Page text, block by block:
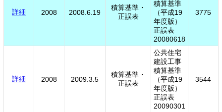
詳細 2008 2008.6.19
積算基準・
正誤表
積算基準
（平成19
年度版）
正誤表
20080618
3775
詳細 2008 2009.3.5
積算基準・
正誤表
公共住宅
建設工事
積算基準
（平成19
年度版）
正誤表
20090301
3544